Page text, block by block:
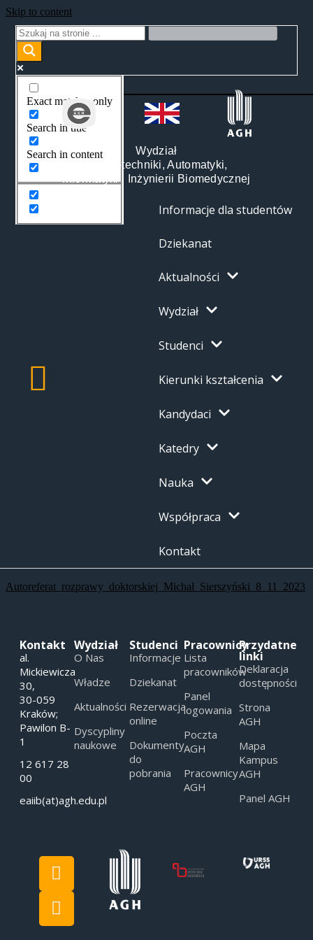
Skip to content
Exact matches only
Search in title
Search in content
Wydział
Elektrotechniki, Automatyki,
Informatyki i Inżynierii Biomedycznej
Informacje dla studentów
Dziekanat
Aktualności
Wydział
Studenci
Kierunki kształcenia
Kandydaci
Katedry
Nauka
Współpraca
Kontakt
Autoreferat_rozprawy_doktorskiej_Michał_Sierszyński_8_11_2023
Kontakt
al.
Mickiewicza
30,
30-059
Kraków;
Pawilon B-
1
12 617 28
00
eaiib(at)agh.edu.pl
Wydział
O Nas
Władze
Aktualności
Dyscypliny
naukowe
Studenci
Informacje
Dziekanat
Rezerwacja
online
Dokumenty
do
pobrania
Pracownicy
Lista
pracowników
Panel
logowania
Poczta
AGH
Pracownicy
AGH
Przydatne
linki
Deklaracja
dostępności
Strona
AGH
Mapa
Kampus
AGH
Panel AGH